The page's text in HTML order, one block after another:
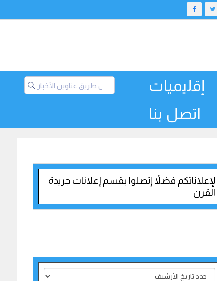
إقليميات
اتصل بنا
لإعلاناتكم فضلاً إتصلوا بقسم إعلانات جريدة
القرن